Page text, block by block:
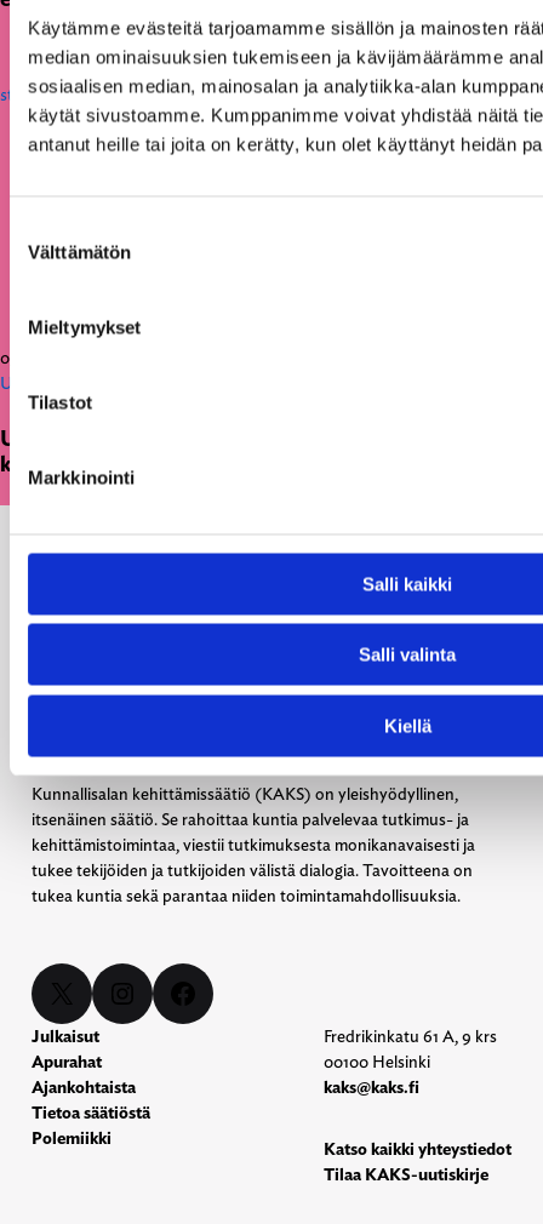
Käytämme evästeitä tarjoamamme sisällön ja mainosten
median ominaisuuksien tukemiseen ja kävijämäärämme
sosiaalisen median, mainosalan ja analytiikka-alan
käytät sivustoamme. Kumppanimme voivat yhdistää näitä
antanut heille tai joita on kerätty, kun olet käyttänyt heidän
valinta
Välttämätön
Mieltymykset
Tilastot
Markkinointi
Salli kaikki
Salli valinta
Kiellä
05.03.2026
Uutiset
Uusi julkaisu: Kuntien on tarkasteltava
kulttuuritoimintaansa strategisesti ja pitkäjänteisesti
Kunnallisalan kehittämissäätiö (KAKS) on yleishyödyllinen,
itsenäinen säätiö. Se rahoittaa kuntia palvelevaa tutkimus- ja
kehittämistoimintaa, viestii tutkimuksesta monikanavaisesti ja
tukee tekijöiden ja tutkijoiden välistä dialogia. Tavoitteena on
tukea kuntia sekä parantaa niiden toimintamahdollisuuksia.
X Instagram Facebook
Julkaisut
Apurahat
Ajankohtaista
Tietoa säätiöstä
Polemiikki
Fredrikinkatu 61 A, 9 krs
00100 Helsinki
kaks@kaks.fi
Katso kaikki yhteystiedot
Tilaa KAKS-uutiskirje